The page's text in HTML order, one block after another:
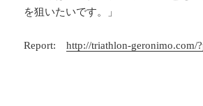
を狙いたいです。」
Report:http://triathlon-geronimo.com/